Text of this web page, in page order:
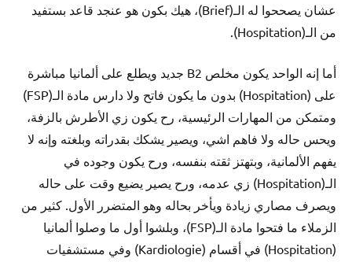
عشان يصححوا له الـ(Brief)، هيك بكون هو عنجد قاعد بستفيد
من الـ(Hospitation).
أما إنه الواحد يكون مخلص B2 جديد ويطلع على ألمانيا مباشرة
على (Hospitation) بدون ما يكون فاتح ولا دارس مادة الـ(FSP)
ومتمكن من المهارات الرئيسية، رح يكون زي الأطرش بالزفة،
ويحس حاله ولا فاهم اشي، ويصير يشكك بقدراته وبلغته وإنه لا
يفهم الألمانية، وبتهتز ثقته بنفسه، ورح يكون وجوده في
الـ(Hospitation) زي عدمه، ورح يصير يضيع وقت على حاله
ويصرف مصاري زيادة ويأخر بحاله وهو المتضرر الأول. كثير من
الزملاء ما فتحوا مادة الـ(FSP)، وبلشوا أول ما وصلوا ألمانيا
(Hospitation) في أقسام (Kardiologie) وفي مستشفيات